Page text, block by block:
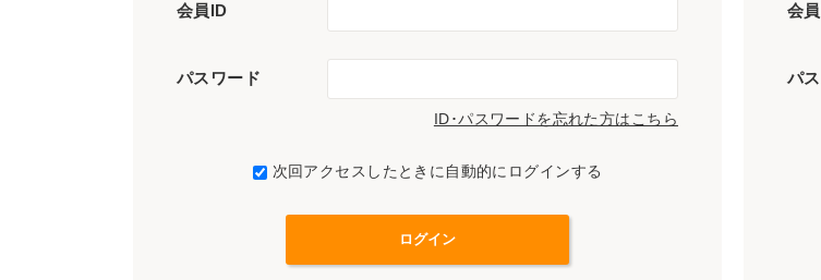
会員ID
パスワード
ID･パスワードを忘れた方はこちら
次回アクセスしたときに自動的にログインする
会
パ